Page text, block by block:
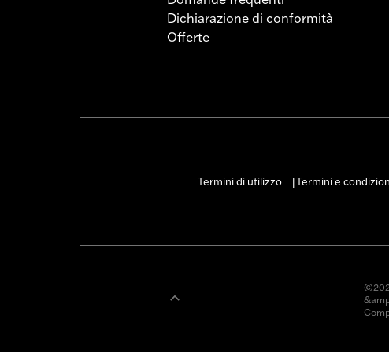
l’articolo. La comparsa di segni o
considerata un’imperfezione. Per
Harley-Davidson
Dichiarazione di conformità
Offerte
Termini di utilizzo
Termini e